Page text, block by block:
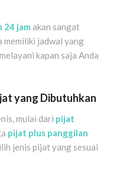
24 jam akan sangat
memiliki jadwal yang
kapan saja Anda
yang Dibutuhkan
mulai dari pijat
pijat plus panggilan
jenis pijat yang sesuai